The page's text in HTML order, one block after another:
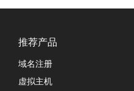
推荐产品
域名注册
虚拟主机